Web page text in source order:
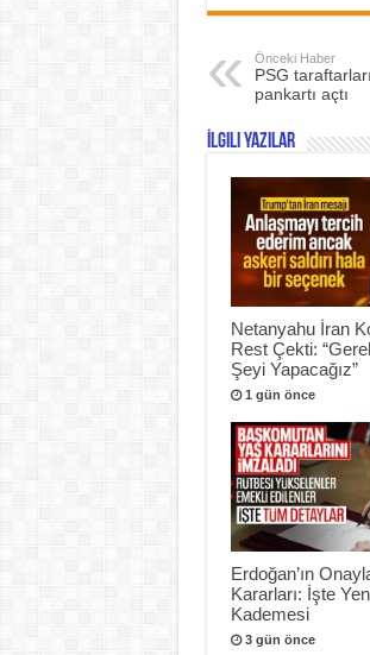
Önceki Haber
PSG
pankartı açtı
İlgili Yazılar
Netanyahu İran
Rest Çekti:
Şeyi Yapacağız”
1 gün önce
Erdoğan’ın
Kararları: İşte
Kademesi
3 gün önce